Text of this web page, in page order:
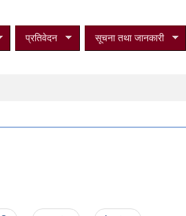
प्रतिवेदन सूचना तथा जानकारी